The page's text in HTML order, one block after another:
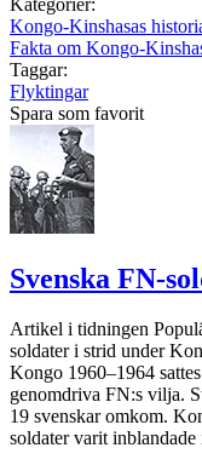
Kongo-Kinshasas
Fakta om Kongo-
Taggar:
Flyktingar
Spara som favorit
Svenska FN-
Artikel i tidningen
soldater i strid under
Kongo 1960–1964
genomdriva FN:s vilja.
19 svenskar omkom.
soldater varit